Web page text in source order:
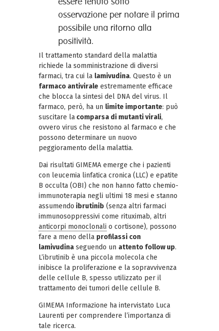
osservazione per notare il prima
possibile una ritorno alla
positività.
Il trattamento standard della malattia
richiede la somministrazione di diversi
farmaci, tra cui la lamivudina. Questo è un
farmaco antivirale estremamente efficace
che blocca la sintesi del DNA del virus. Il
farmaco, però, ha un limite importante: può
suscitare la comparsa di mutanti virali,
ovvero virus che resistono al farmaco e che
possono determinare un nuovo
peggioramento della malattia.
Dai risultati GIMEMA emerge che i pazienti
con leucemia linfatica cronica (LLC) e epatite
B occulta (OBI) che non hanno fatto chemio-
immunoterapia negli ultimi 18 mesi e stanno
assumendo ibrutinib (senza altri farmaci
immunosoppressivi come rituximab, altri
anticorpi monoclonali o cortisone), possono
fare a meno della profilassi con
lamivudina seguendo un attento follow up.
L’ibrutinib è una piccola molecola che
inibisce la proliferazione e la sopravvivenza
delle cellule B, spesso utilizzato per il
trattamento dei tumori delle cellule B.
GIMEMA Informazione ha intervistato Luca
Laurenti per comprendere l’importanza di
tale ricerca.